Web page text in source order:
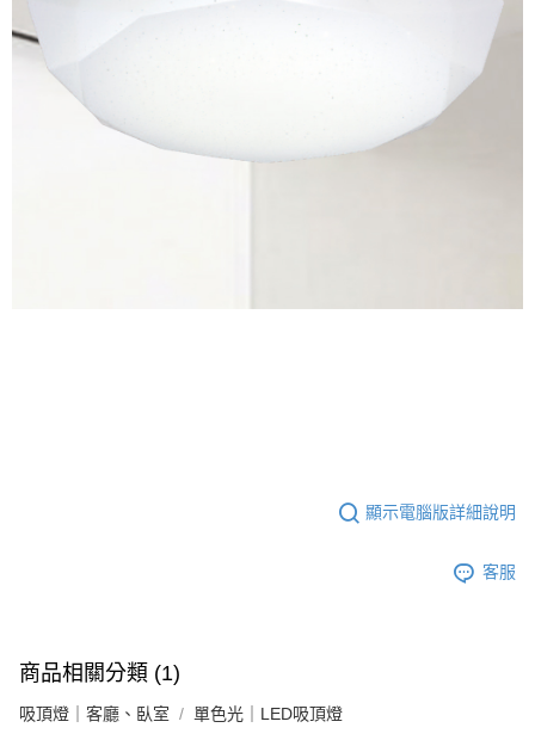
顯示電腦版詳細說明
客服
商品相關分類 (1)
吸頂燈｜客廳、臥室 單色光｜LED吸頂燈